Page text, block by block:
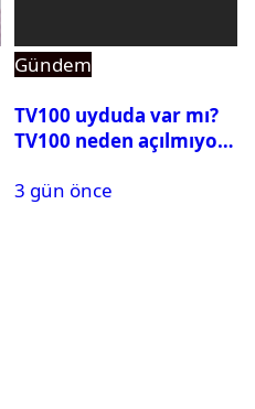
Gündem
TV100 uyduda var mı?
TV100 neden açılmıyor?
3 gün önce